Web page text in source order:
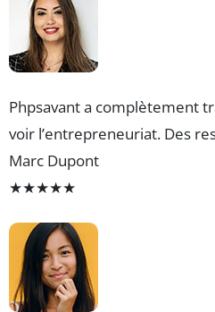
Phpsavant a complètement
voir l’entrepreneuriat. Des
Marc Dupont
★★★★★